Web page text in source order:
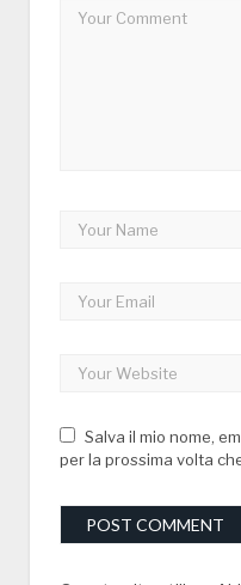
Salva il mio nome,
per la prossima volta